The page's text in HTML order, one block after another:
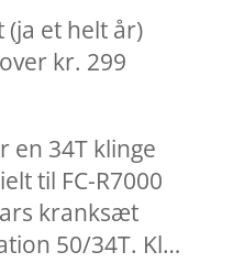
et helt år)
kr. 299
en 34T klinge
til FC-R7000
kranksæt
50/34T. Kl…